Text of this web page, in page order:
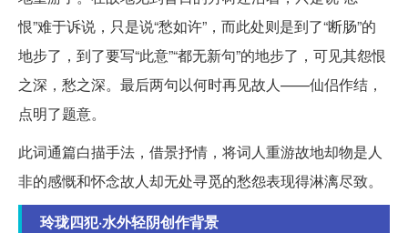
恨”难于诉说，只是说“愁如许”，而此处则是到了“断肠”的
地步了，到了要写“此意”“都无新句”的地步了，可见其怨恨
之深，愁之深。最后两句以何时再见故人——仙侣作结，
点明了题意。
此词通篇白描手法，借景抒情，将词人重游故地却物是人
非的感慨和怀念故人却无处寻觅的愁怨表现得淋漓尽致。
玲珑四犯·水外轻阴创作背景